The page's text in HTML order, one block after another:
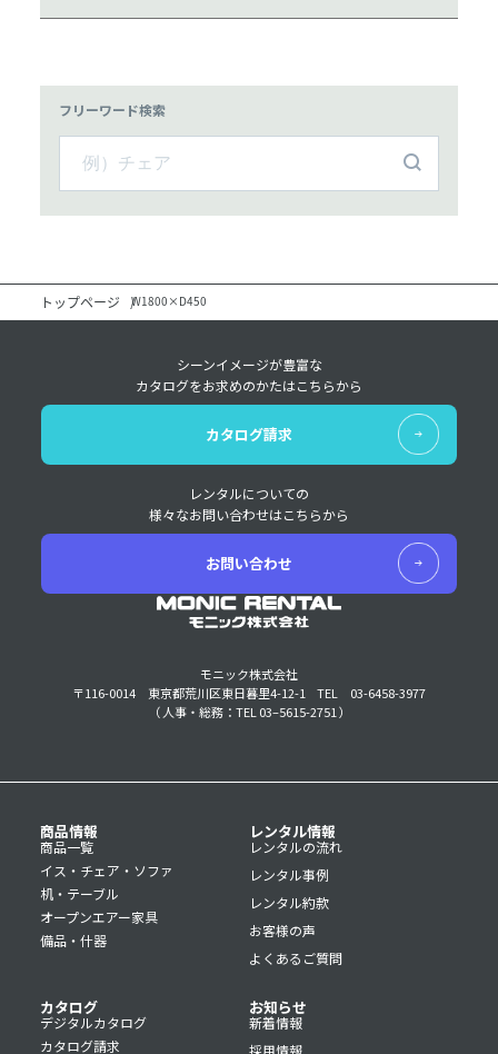
フリーワード検索
トップページ W1800×D450
モニック株式会社
〒116-0014 東京都荒川区東日暮里4-12-1
TEL 03-6458-3977
（ 人事・総務：TEL 03–5615-2751 ）
シーンイメージが豊富な
カタログをお求めのかたはこちらから
カタログ請求
レンタルについての
様々なお問い合わせはこちらから
お問い合わせ
商品情報
商品一覧
イス・チェア・ソファ
机・テーブル
オープンエアー家具
備品・什器
レンタル情報
レンタルの流れ
レンタル事例
レンタル約款
お客様の声
よくあるご質問
カタログ
デジタルカタログ
カタログ請求
お知らせ
新着情報
採用情報